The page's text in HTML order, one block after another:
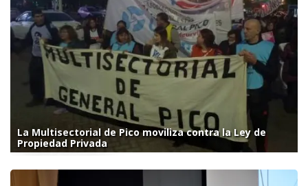
La Multisectorial de Pico moviliza contra la Ley de
Propiedad Privada